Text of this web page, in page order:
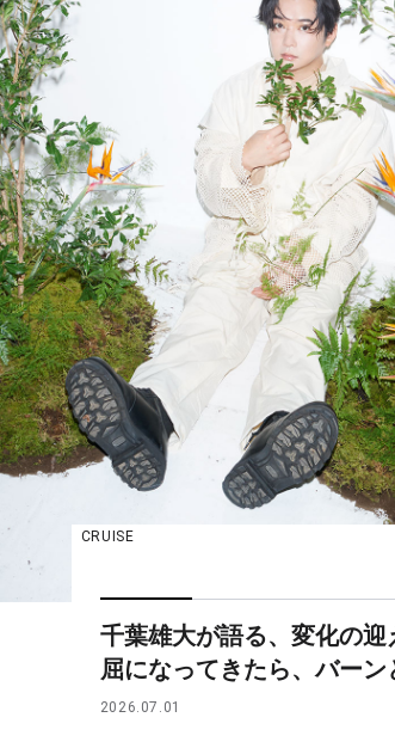
CRUISE
千葉雄大が語る、変化の
屈になってきたら、バー
2026.07.01